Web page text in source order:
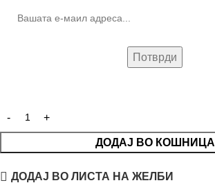
ДОДАЈ ВО КОШНИЦА
ДОДАЈ ВО ЛИСТА НА ЖЕЛБИ